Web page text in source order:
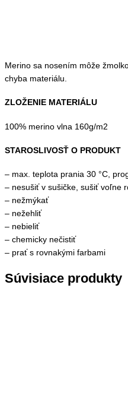
Merino sa nosením môže
chyba materiálu.
ZLOŽENIE MATERIÁLU
100% merino vlna 160g/m2
STAROSLIVOSŤ O PRODUKT
– max. teplota prania 30 °C,
– nesušiť v sušičke, sušiť voľne
– nežmýkať
– nežehliť
– nebieliť
– chemicky nečistiť
– prať s rovnakými farbami
Súvisiace produkty